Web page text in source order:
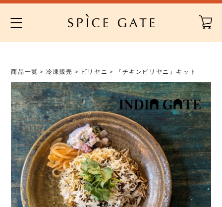
Skip
content
商品一覧 > 冷凍販売 > ビリヤニ > 『チキンビリヤニ』キット